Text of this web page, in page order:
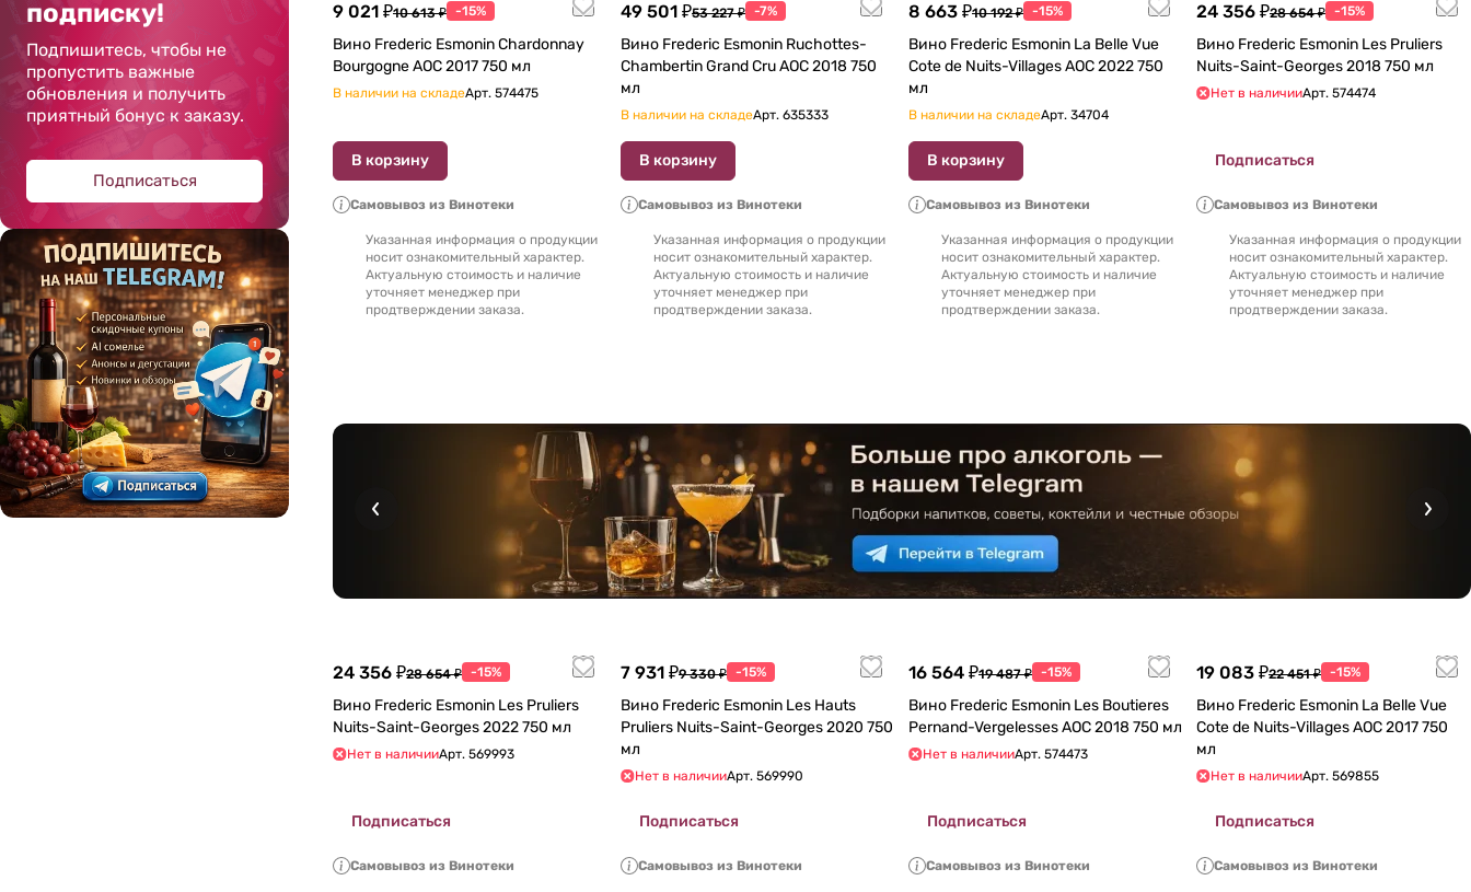
подписку!
Подпишитесь, чтобы не
пропустить важные
обновления и получить
приятный бонус к заказу.
Подписаться
9 021 ₽10 613 ₽ -15%
Вино Frederic Esmonin Chardonnay
Bourgogne AOC 2017 750 мл
В наличии на складеАрт. 574475
В корзину
Самовывоз из Винотеки
Указанная информация о продукции
носит ознакомительный характер.
Актуальную стоимость и наличие
уточняет менеджер при
продтверждении заказа.
49 501 ₽53 227 ₽ -7%
Вино Frederic Esmonin Ruchottes-
Chambertin Grand Cru AOC 2018 750
мл
В наличии на складеАрт. 635333
В корзину
Самовывоз из Винотеки
Указанная информация о продукции
носит ознакомительный характер.
Актуальную стоимость и наличие
уточняет менеджер при
продтверждении заказа.
8 663 ₽10 192 ₽ -15%
Вино Frederic Esmonin La Belle Vue
Cote de Nuits-Villages AOC 2022 750
мл
В наличии на складеАрт. 34704
В корзину
Самовывоз из Винотеки
Указанная информация о продукции
носит ознакомительный характер.
Актуальную стоимость и наличие
уточняет менеджер при
продтверждении заказа.
24 356 ₽28 654 ₽ -15%
Вино Frederic Esmonin Les Pruliers
Nuits-Saint-Georges 2018 750 мл
Нет в наличииАрт. 574474
Подписаться
Самовывоз из Винотеки
Указанная информация о продукции
носит ознакомительный характер.
Актуальную стоимость и наличие
уточняет менеджер при
продтверждении заказа.
24 356 ₽28 654 ₽ -15%
Вино Frederic Esmonin Les Pruliers
Nuits-Saint-Georges 2022 750 мл
Нет в наличииАрт. 569993
Подписаться
Самовывоз из Винотеки
7 931 ₽9 330 ₽ -15%
Вино Frederic Esmonin Les Hauts
Pruliers Nuits-Saint-Georges 2020 750
мл
Нет в наличииАрт. 569990
Подписаться
Самовывоз из Винотеки
16 564 ₽19 487 ₽ -15%
Вино Frederic Esmonin Les Boutieres
Pernand-Vergelesses AOC 2018 750 мл
Нет в наличииАрт. 574473
Подписаться
Самовывоз из Винотеки
19 083 ₽22 451 ₽ -15%
Вино Frederic Esmonin La Belle Vue
Cote de Nuits-Villages AOC 2017 750
мл
Нет в наличииАрт. 569855
Подписаться
Самовывоз из Винотеки